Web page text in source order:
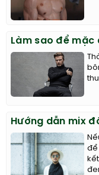
Làm sao để mặc
Hướng dẫn mix
để